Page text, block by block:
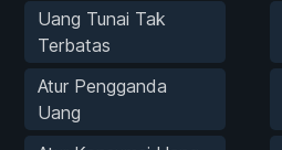
Uang Tunai Tak
Terbatas
Atur Pengganda
Uang